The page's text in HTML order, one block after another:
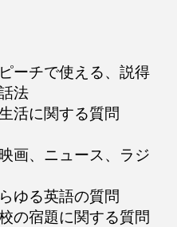
ーチで使える、説得
法
活に関する質問
画、ニュース、ラジ
ゆる英語の質問
の宿題に関する質問